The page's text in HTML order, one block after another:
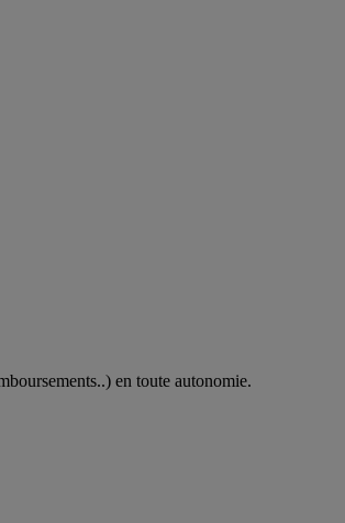
en toute autonomie.